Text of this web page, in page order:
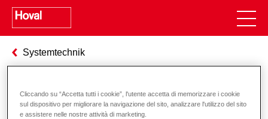
Systemtechnik
Odgovornost za energiju i okoliš
Cliccando su “Accetta tutti i cookie”, l'utente accetta di memorizzare i cookie
sul dispositivo per migliorare la navigazione del sito, analizzare l'utilizzo del sito
e assistere nelle nostre attività di marketing.